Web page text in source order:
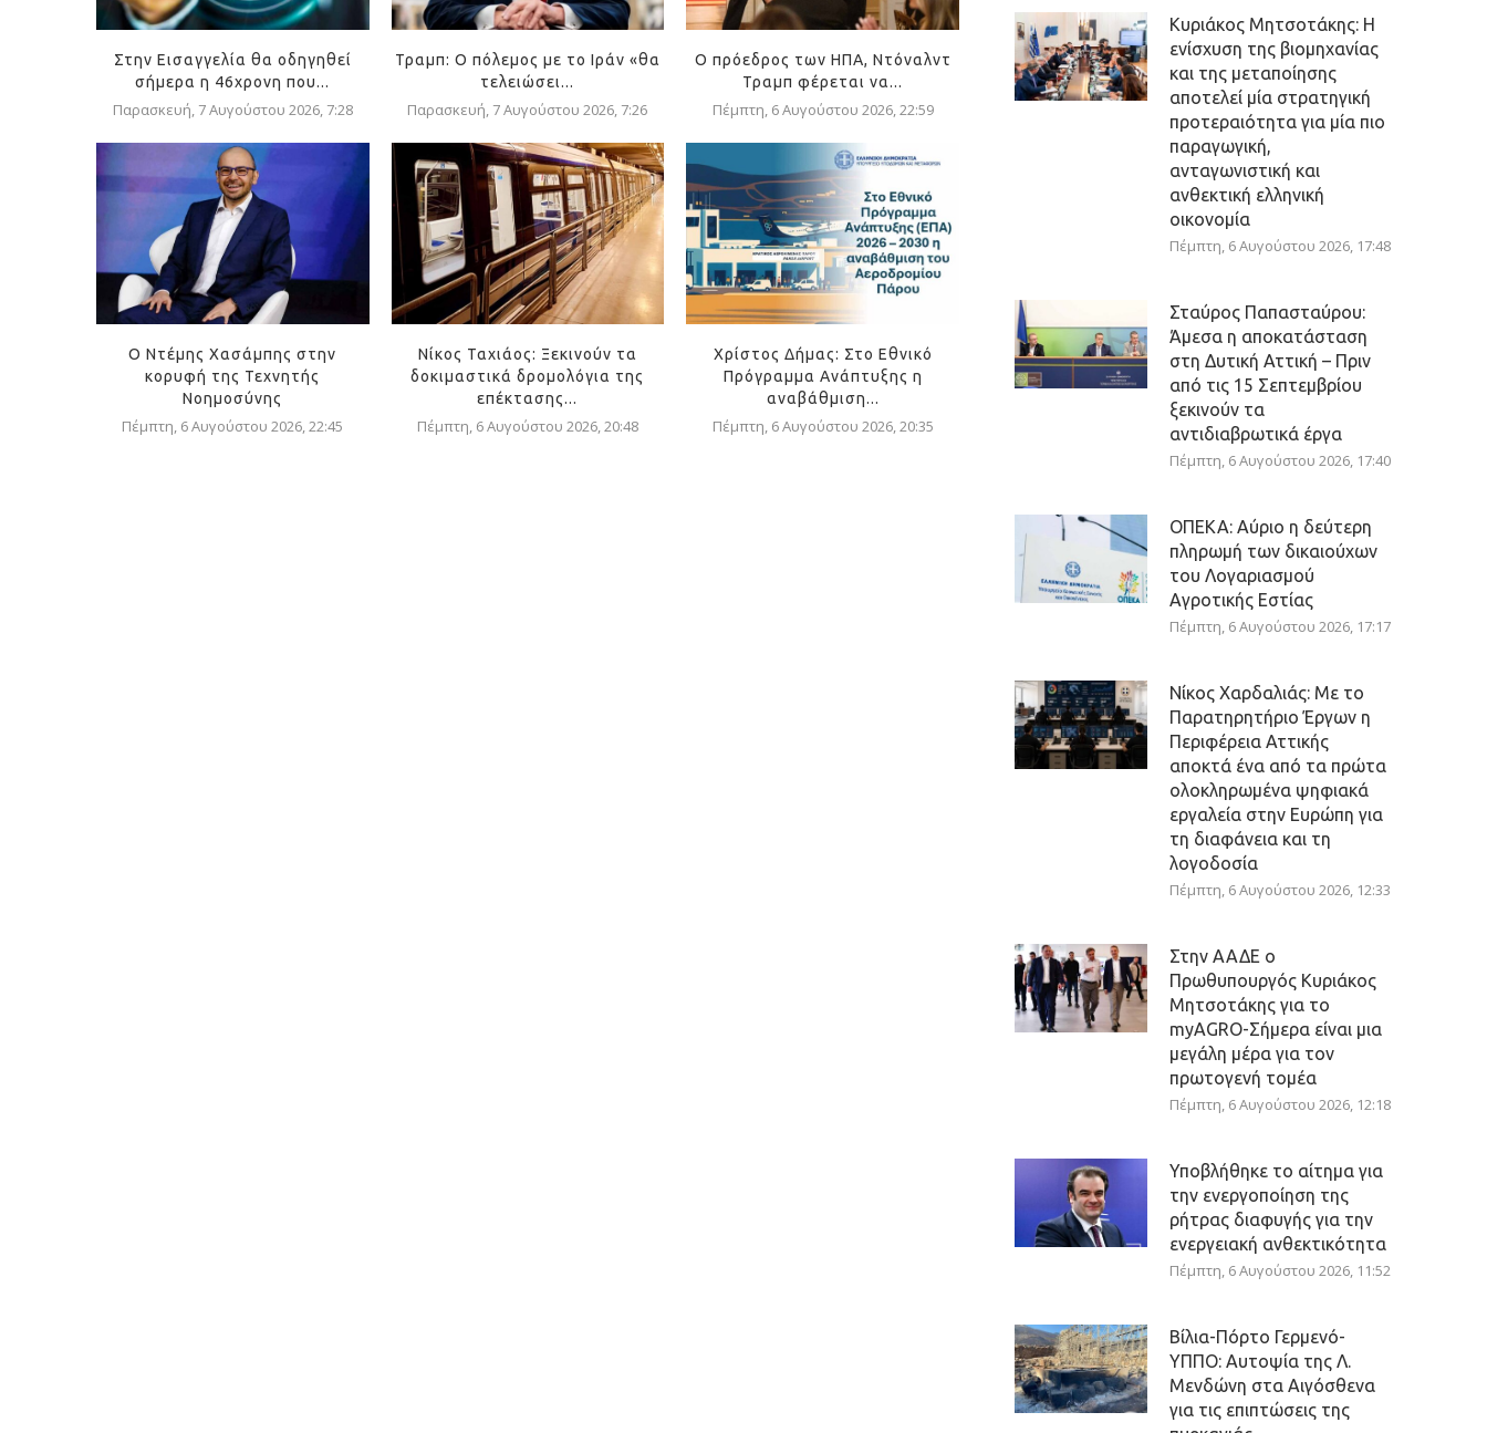
Στην Εισαγγελία θα οδηγηθεί
σήμερα η 46χρονη που...
Παρασκευή, 7 Αυγούστου 2026, 7:28
Τραμπ: Ο πόλεμος με το Ιράν «θα
τελειώσει...
Παρασκευή, 7 Αυγούστου 2026, 7:26
Ο πρόεδρος των ΗΠΑ, Ντόναλντ
Τραμπ φέρεται να...
Πέμπτη, 6 Αυγούστου 2026, 22:59
Ο Ντέμης Χασάμπης στην
κορυφή της Τεχνητής
Νοημοσύνης
Πέμπτη, 6 Αυγούστου 2026, 22:45
Νίκος Ταχιάος: Ξεκινούν τα
δοκιμαστικά δρομολόγια της
επέκτασης...
Πέμπτη, 6 Αυγούστου 2026, 20:48
Χρίστος Δήμας: Στο Εθνικό
Πρόγραμμα Ανάπτυξης η
αναβάθμιση...
Πέμπτη, 6 Αυγούστου 2026, 20:35
Κυριάκος Μητσοτάκης: Η
ενίσχυση της βιομηχανίας
και της μεταποίησης
αποτελεί μία στρατηγική
προτεραιότητα για μία πιο
παραγωγική,
ανταγωνιστική και
ανθεκτική ελληνική
οικονομία
Πέμπτη, 6 Αυγούστου 2026, 17:48
Σταύρος Παπασταύρου:
Άμεσα η αποκατάσταση
στη Δυτική Αττική – Πριν
από τις 15 Σεπτεμβρίου
ξεκινούν τα
αντιδιαβρωτικά έργα
Πέμπτη, 6 Αυγούστου 2026, 17:40
ΟΠΕΚΑ: Αύριο η δεύτερη
πληρωμή των δικαιούχων
του Λογαριασμού
Αγροτικής Εστίας
Πέμπτη, 6 Αυγούστου 2026, 17:17
Νίκος Χαρδαλιάς: Με το
Παρατηρητήριο Έργων η
Περιφέρεια Αττικής
αποκτά ένα από τα πρώτα
ολοκληρωμένα ψηφιακά
εργαλεία στην Ευρώπη για
τη διαφάνεια και τη
λογοδοσία
Πέμπτη, 6 Αυγούστου 2026, 12:33
Στην ΑΑΔΕ ο
Πρωθυπουργός Κυριάκος
Μητσοτάκης για το
myAGRO-Σήμερα είναι μια
μεγάλη μέρα για τον
πρωτογενή τομέα
Πέμπτη, 6 Αυγούστου 2026, 12:18
Υποβλήθηκε το αίτημα για
την ενεργοποίηση της
ρήτρας διαφυγής για την
ενεργειακή ανθεκτικότητα
Πέμπτη, 6 Αυγούστου 2026, 11:52
Βίλια-Πόρτο Γερμενό-
ΥΠΠΟ: Αυτοψία της Λ.
Μενδώνη στα Αιγόσθενα
για τις επιπτώσεις της